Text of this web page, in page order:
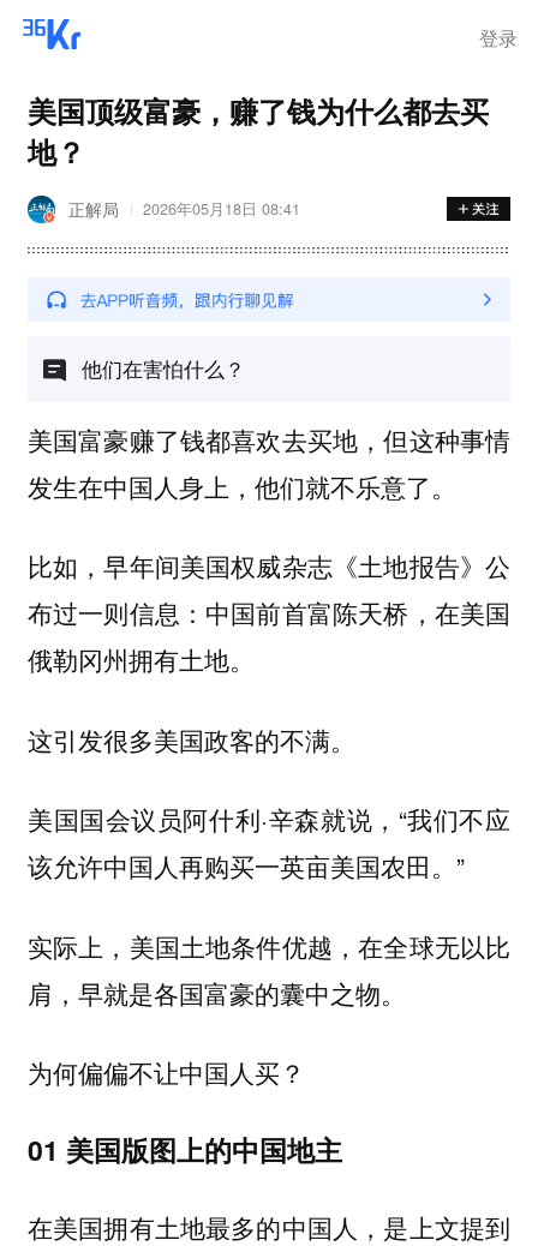
登录
美国顶级富豪，赚了钱为什么都去买
地？
正解局 2026年05月18日 08:41
他们在害怕什么？
美国富豪赚了钱都喜欢去买地，但这种事情
发生在中国人身上，他们就不乐意了。
比如，早年间美国权威杂志《土地报告》公
布过一则信息：中国前首富陈天桥，在美国
俄勒冈州拥有土地。
这引发很多美国政客的不满。
美国国会议员阿什利·辛森就说，“我们不应
该允许中国人再购买一英亩美国农田。”
实际上，美国土地条件优越，在全球无以比
肩，早就是各国富豪的囊中之物。
为何偏偏不让中国人买？
01 美国版图上的中国地主
在美国拥有土地最多的中国人，是上文提到